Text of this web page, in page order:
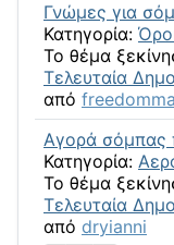
Γνώμες για
Κατηγορία:
Το θέμα
Τελευταία
από
Αγορά σόμπας
Κατηγορία:
Το θέμα
Τελευταία
από dryianni